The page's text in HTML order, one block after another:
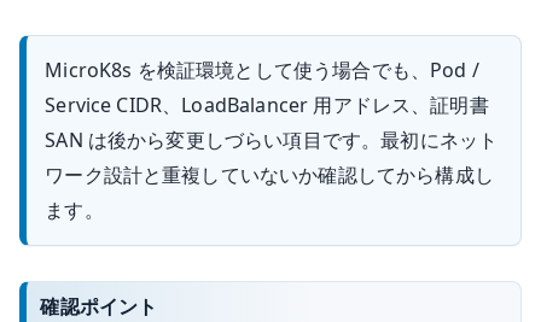
MicroK8s を検証環境として使う場合でも、Pod /
Service CIDR、LoadBalancer 用アドレス、証明書
SAN は後から変更しづらい項目です。最初にネット
ワーク設計と重複していないか確認してから構成し
ます。
確認ポイント